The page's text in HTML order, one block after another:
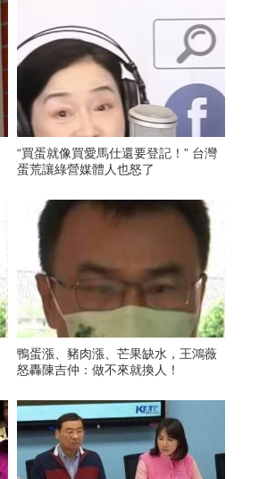
“買蛋就像買愛馬仕還要登記！” 台灣
蛋荒讓綠營媒體人也怒了
鴨蛋漲、豬肉漲、芒果缺水，王鴻薇
怒轟陳吉仲：做不來就換人！